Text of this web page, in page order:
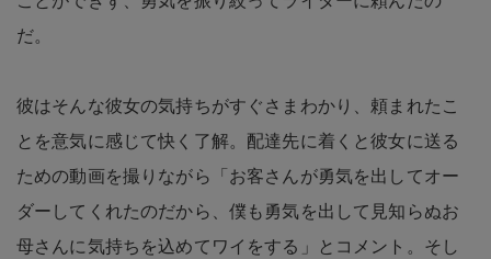
だ。
彼はそんな彼女の気持ちがすぐさまわかり、頼まれたこ
とを意気に感じて快く了解。配達先に着くと彼女に送る
ための動画を撮りながら「お客さんが勇気を出してオー
ダーしてくれたのだから、僕も勇気を出して見知らぬお
母さんに気持ちを込めてワイをする」とコメント。そし